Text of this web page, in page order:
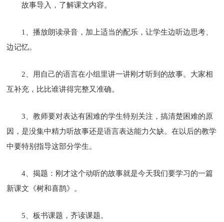
故事导入，了解课文内容。
1、播放朗读录音，加上适当的配乐，让学生边听边思考、
边记忆。
2、用自己的语言在小组里讲一讲刚才听到的故事。大家相
互补充，比比谁讲得完整又准确。
3、教师要对表达有困难的学生特别关注，搞清楚困难的原
因，是没集中精力听故事还是语言表达能力欠缺。在以后的教学
中要特别指导这部分学生。
4、揭题：刚才这个动听的故事就是今天我们要学习的一篇
新课文《树和喜鹊》。
5、板书课题，齐读课题。